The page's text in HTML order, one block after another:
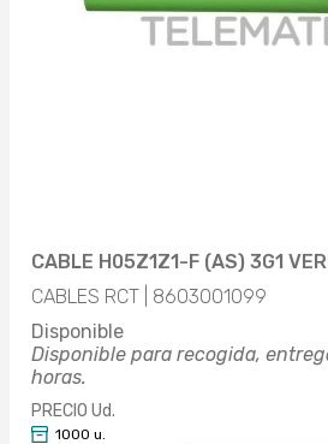
CABLE H05Z1Z1-F (AS) 3G1
CABLES RCT | 8603001099
Disponible
Disponible para recogida,
horas.
PRECIO Ud.
1000 u.